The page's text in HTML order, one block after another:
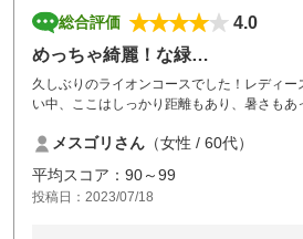
総合評価
4.0
めっちゃ綺麗！な緑…
久しぶりのライオンコースでした！レディ
い中、ここはしっかり距離もあり、暑さも
メスゴリさん （女性 / 60代）
平均スコア：90～99
投稿日：2023/07/18